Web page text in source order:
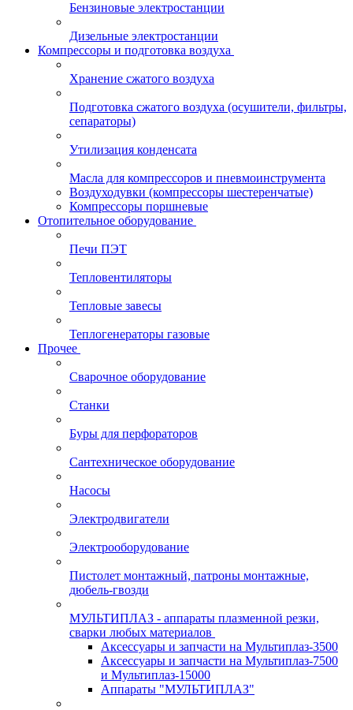
Бензиновые электростанции
Дизельные электростанции
Компрессоры и подготовка воздуха
Хранение сжатого воздуха
Подготовка сжатого воздуха (осушители, фильтры,
сепараторы)
Утилизация конденсата
Масла для компрессоров и пневмоинструмента
Воздуходувки (компрессоры шестеренчатые)
Компрессоры поршневые
Отопительное оборудование
Печи ПЭТ
Тепловентиляторы
Тепловые завесы
Теплогенераторы газовые
Прочее
Сварочное оборудование
Станки
Буры для перфораторов
Сантехническое оборудование
Насосы
Электродвигатели
Электрооборудование
Пистолет монтажный, патроны монтажные,
дюбель-гвозди
МУЛЬТИПЛАЗ - аппараты плазменной резки,
сварки любых материалов
Аксессуары и запчасти на Мультиплаз-3500
Аксессуары и запчасти на Мультиплаз-7500
и Мультиплаз-15000
Аппараты "МУЛЬТИПЛАЗ"